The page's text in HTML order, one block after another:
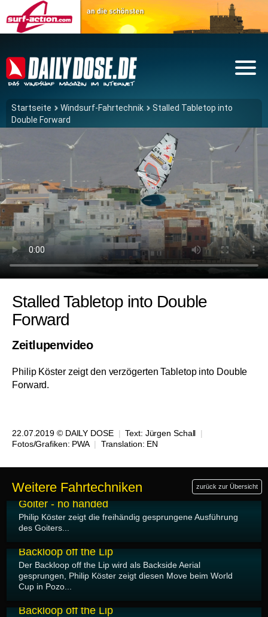
Startseite Windsurf-Fahrtechnik
Stalled Tabletop into
Double Forward
Stalled Tabletop into Double
Forward
Zeitlupenvideo
Philip Köster zeigt den verzögerten Tabletop into Double
Forward.
22.07.2019 © DAILY DOSE | Text: Jürgen Schall |
Fotos/Grafiken: PWA | Translation: EN
Weitere Fahrtechniken zurück zur Übersicht
14.08.2019
Goiter - no handed
Philip Köster zeigt die freihändig gesprungene Ausführung
des Goiters...
Backloop off the Lip
Der Backloop off the Lip wird als Backside Aerial
gesprungen, Philip Köster zeigt diesen Move beim World
Cup in Pozo...
Backloop off the Lip